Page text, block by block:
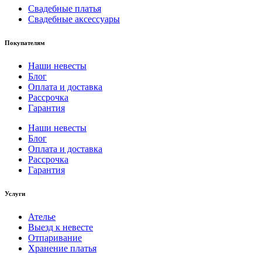
Свадебные платья
Свадебные аксессуары
Покупателям
Наши невесты
Блог
Оплата и доставка
Рассрочка
Гарантия
Наши невесты
Блог
Оплата и доставка
Рассрочка
Гарантия
Услуги
Ателье
Выезд к невесте
Отпаривание
Хранение платья